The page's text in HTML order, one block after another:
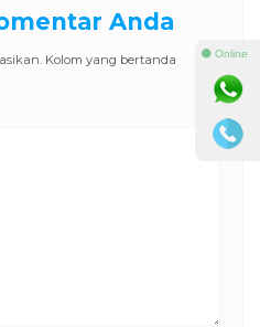
Anda
Kolom yang bertanda
⚫ Online